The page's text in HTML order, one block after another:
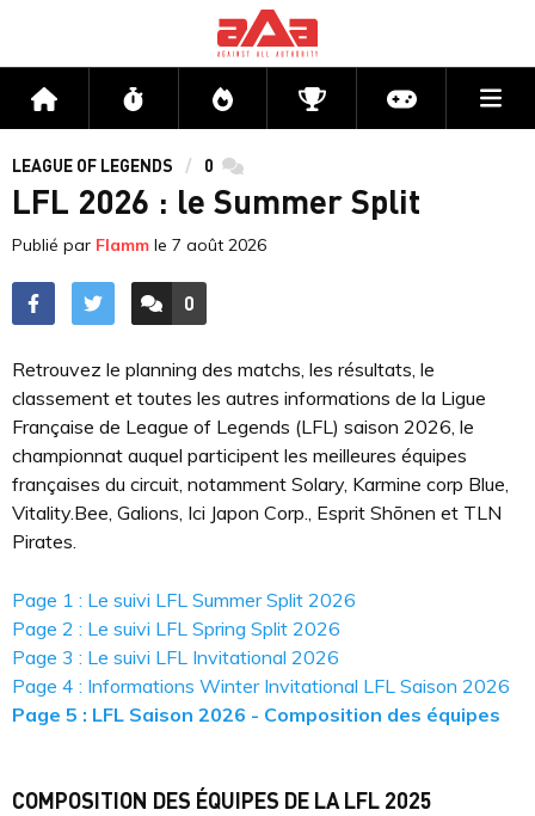
Accueil Flux Directs CompétitionsActu jeux
LEAGUE OF LEGENDS 0 commentaires
LFL 2026 : le Summer Split
Publié par Flamm le 7 août 2026
ACCÉDER AUX
0
COMMENTAIRES
Retrouvez le planning des matchs, les résultats, le
classement et toutes les autres informations de la Ligue
Française de League of Legends (LFL) saison 2026, le
championnat auquel participent les meilleures équipes
françaises du circuit, notamment Solary, Karmine corp Blue,
Vitality.Bee, Galions, Ici Japon Corp., Esprit Shōnen et TLN
Pirates.
Page 1 : Le suivi LFL Summer Split 2026
Page 2 : Le suivi LFL Spring Split 2026
Page 3 : Le suivi LFL Invitational 2026
Page 4 : Informations Winter Invitational LFL Saison 2026
Page 5 : LFL Saison 2026 - Composition des équipes
COMPOSITION DES ÉQUIPES DE LA LFL 2025